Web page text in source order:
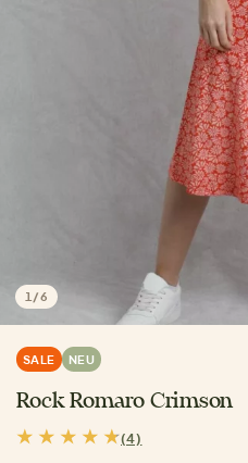
1 /6
SALE NEU
Rock Romaro Crimson
(4)